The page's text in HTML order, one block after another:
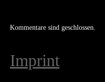
Kommentare sind geschlossen.
Imprint